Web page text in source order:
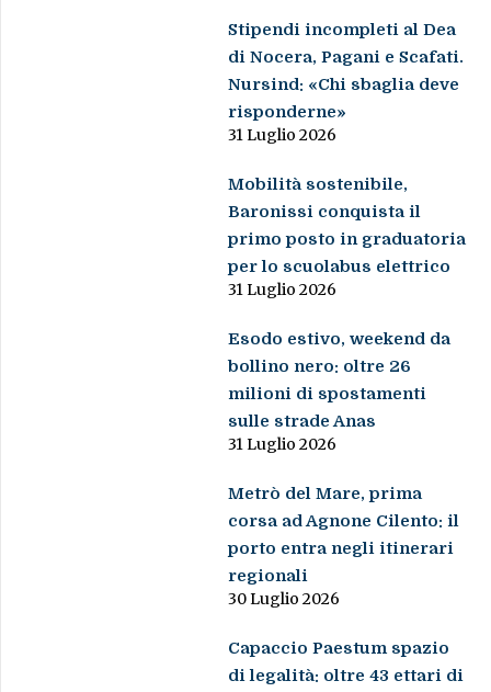
Stipendi incompleti al Dea
di Nocera, Pagani e Scafati.
Nursind: «Chi sbaglia deve
risponderne»
31 Luglio 2026
Mobilità sostenibile,
Baronissi conquista il
primo posto in graduatoria
per lo scuolabus elettrico
31 Luglio 2026
Esodo estivo, weekend da
bollino nero: oltre 26
milioni di spostamenti
sulle strade Anas
31 Luglio 2026
Metrò del Mare, prima
corsa ad Agnone Cilento: il
porto entra negli itinerari
regionali
30 Luglio 2026
Capaccio Paestum spazio
di legalità: oltre 43 ettari di